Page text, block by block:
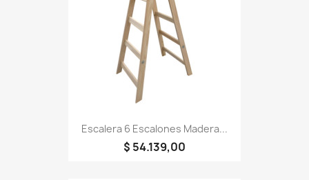
Escalera 6 Escalones Madera...
$ 54.139,00